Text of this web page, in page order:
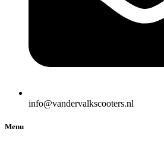
info@vandervalkscooters.nl
Menu